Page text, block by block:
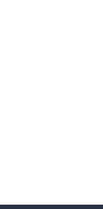
an email as soon as your